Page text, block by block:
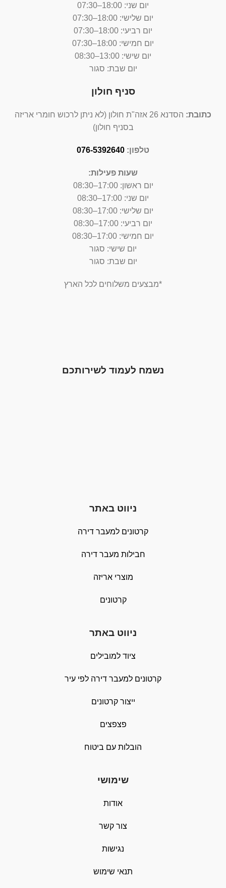
יום שני: 18:00–07:30
יום שלישי: 18:00–07:30
יום רביעי: 18:00–07:30
יום חמישי: 18:00–07:30
יום שישי: 13:00–08:30
יום שבת: סגור
סניף חולון
כתובת:
הסדנא 26 אזה"ת חולון (לא ניתן לרכוש חומרי אריזה
בסניף חולון)
טלפון: 076-5392640
שעות פעילות:
יום ראשון: 17:00–08:30
יום שני: 17:00–08:30
יום שלישי: 17:00–08:30
יום רביעי: 17:00–08:30
יום חמישי: 17:00–08:30
יום שישי: סגור
יום שבת: סגור
*מבצעים משלוחים לכל הארץ
נשמח לעמוד לשירותכם
ניווט באתר
קרטונים למעבר דירה
חבילות מעבר דירה
מוצרי אריזה
קרטונים
ניווט באתר
ציוד למובילים
קרטונים למעבר דירה לפי עיר
ייצור קרטונים
פצפצים
הובלות עם ביטוח
שימושי
אודות
צור קשר
נגישות
תנאי שימוש